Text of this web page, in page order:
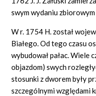
swym wydaniu
W r. 1754 H. został
Białego. Od tego czasu
wybudował pałac. Wiele
objazdom) swych
stosunki z dworem były
szczególnymi względami